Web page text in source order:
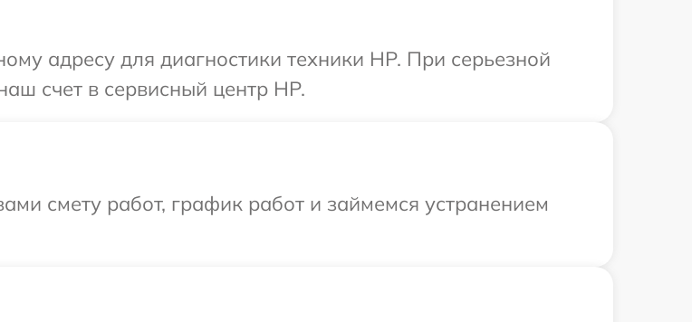
адресу для диагностики техники HP. При серьезной
счет в сервисный центр HP.
смету работ, график работ и займемся устранением